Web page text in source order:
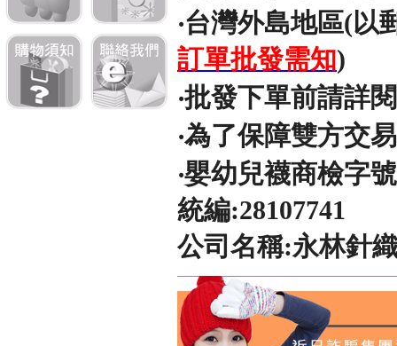
‧台灣外島地區(以
訂單批發需知)
‧批發下單前請詳
‧為了保障雙方交
‧嬰幼兒襪商檢字號
統編:28107741
公司名稱:永林針